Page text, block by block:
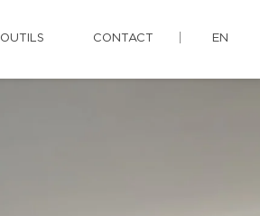
OUTILS CONTACT EN